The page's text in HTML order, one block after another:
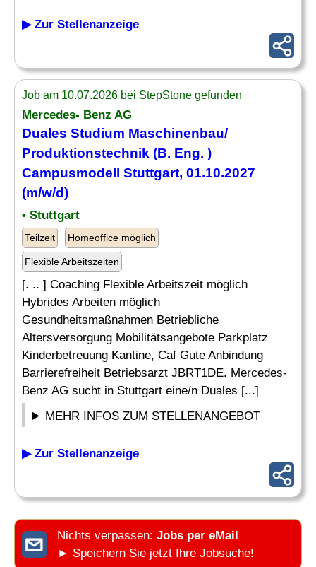
▶ Zur Stellenanzeige
Job am 10.07.2026 bei StepStone gefunden
Mercedes- Benz AG
Duales Studium Maschinenbau/
Produktionstechnik (B. Eng. )
Campusmodell Stuttgart, 01.10.2027
(m/w/d)
• Stuttgart
Teilzeit Homeoffice möglich
Flexible Arbeitszeiten
[. .. ] Coaching Flexible Arbeitszeit möglich
Hybrides Arbeiten möglich
Gesundheitsmaßnahmen Betriebliche
Altersversorgung Mobilitätsangebote Parkplatz
Kinderbetreuung Kantine, Caf Gute Anbindung
Barrierefreiheit Betriebsarzt JBRT1DE. Mercedes-
Benz AG sucht in Stuttgart eine/n Duales [...]
MEHR INFOS ZUM STELLENANGEBOT
▶ Zur Stellenanzeige
Nichts verpassen: Jobs per eMail
► Speichern Sie jetzt Ihre Jobsuche!